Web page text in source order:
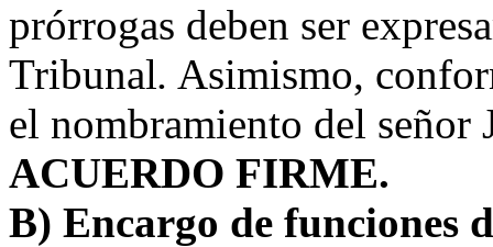
prórrogas deben ser
Tribunal. Asimismo,
el nombramiento del señor
ACUERDO FIRME.
B) Encargo de funciones